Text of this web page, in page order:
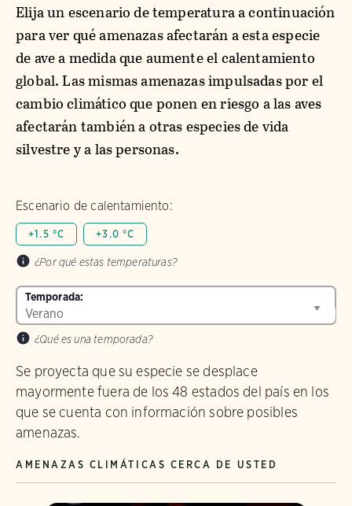
Elija un escenario de temperatura a continuación
para ver qué amenazas afectarán a esta especie
de ave a medida que aumente el calentamiento
global. Las mismas amenazas impulsadas por el
cambio climático que ponen en riesgo a las aves
afectarán también a otras especies de vida
silvestre y a las personas.
Escenario de calentamiento:
+1.5 °C +3.0 °C
¿Por qué estas temperaturas?
Temporada:
¿Qué es una temporada?
Se proyecta que su especie se desplace
mayormente fuera de los 48 estados del país en los
que se cuenta con información sobre posibles
amenazas.
AMENAZAS CLIMÁTICAS CERCA DE USTED